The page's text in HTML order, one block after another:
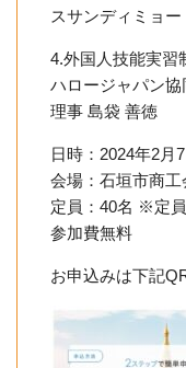
スサンディミョ
4.外国人技能実習
ハロージャパン
理事 島袋 善徳
日時：2024年2月
会場： 石垣市商工
定員：40名 ※定
参加費無料
お申込みは下記